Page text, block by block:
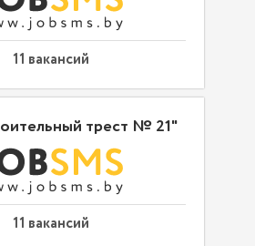
11 вакансий
трест № 21"
11 вакансий